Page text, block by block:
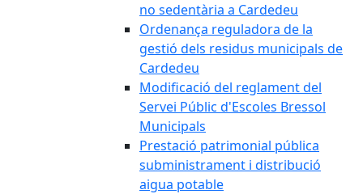
no sedentària a Cardedeu
Ordenança reguladora de la
gestió dels residus municipals de
Cardedeu
Modificació del reglament del
Servei Públic d'Escoles Bressol
Municipals
Prestació patrimonial pública
subministrament i distribució
aigua potable